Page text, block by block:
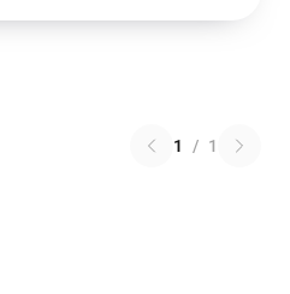
1 / 1